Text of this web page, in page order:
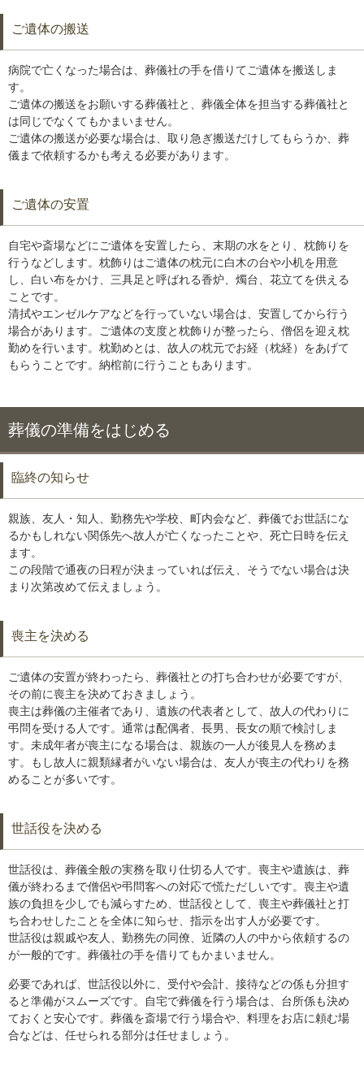
ご遺体の搬送
病院で亡くなった場合は、葬儀社の手を借りてご遺体を搬送しま
す。
ご遺体の搬送をお願いする葬儀社と、葬儀全体を担当する葬儀社と
は同じでなくてもかまいません。
ご遺体の搬送が必要な場合は、取り急ぎ搬送だけしてもらうか、葬
儀まで依頼するかも考える必要があります。
ご遺体の安置
自宅や斎場などにご遺体を安置したら、末期の水をとり、枕飾りを
行うなどします。枕飾りはご遺体の枕元に白木の台や小机を用意
し、白い布をかけ、三具足と呼ばれる香炉、燭台、花立てを供える
ことです。
清拭やエンゼルケアなどを行っていない場合は、安置してから行う
場合があります。ご遺体の支度と枕飾りが整ったら、僧侶を迎え枕
勤めを行います。枕勤めとは、故人の枕元でお経（枕経）をあげて
もらうことです。納棺前に行うこともあります。
葬儀の準備をはじめる
臨終の知らせ
親族、友人・知人、勤務先や学校、町内会など、葬儀でお世話にな
るかもしれない関係先へ故人が亡くなったことや、死亡日時を伝え
ます。
この段階で通夜の日程が決まっていれば伝え、そうでない場合は決
まり次第改めて伝えましょう。
喪主を決める
ご遺体の安置が終わったら、葬儀社との打ち合わせが必要ですが、
その前に喪主を決めておきましょう。
喪主は葬儀の主催者であり、遺族の代表者として、故人の代わりに
弔問を受ける人です。通常は配偶者、長男、長女の順で検討しま
す。未成年者が喪主になる場合は、親族の一人が後見人を務めま
す。もし故人に親類縁者がいない場合は、友人が喪主の代わりを務
めることが多いです。
世話役を決める
世話役は、葬儀全般の実務を取り仕切る人です。喪主や遺族は、葬
儀が終わるまで僧侶や弔問客への対応で慌ただしいです。喪主や遺
族の負担を少しでも減らすため、世話役として、喪主や葬儀社と打
ち合わせしたことを全体に知らせ、指示を出す人が必要です。
世話役は親戚や友人、勤務先の同僚、近隣の人の中から依頼するの
が一般的です。葬儀社の手を借りてもかまいません。
必要であれば、世話役以外に、受付や会計、接待などの係も分担す
ると準備がスムーズです。自宅で葬儀を行う場合は、台所係も決め
ておくと安心です。葬儀を斎場で行う場合や、料理をお店に頼む場
合などは、任せられる部分は任せましょう。